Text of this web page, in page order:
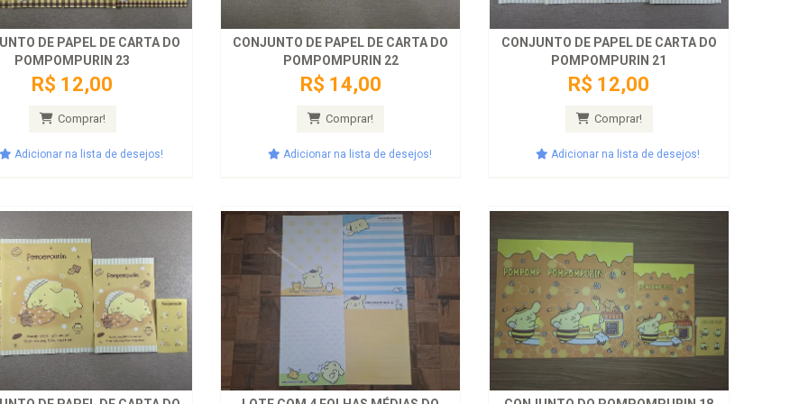
DE PAPEL DE CARTA DO
POMPOMPURIN 23
R$ 12,00
Comprar!
Adicionar na lista de desejos!
CONJUNTO DE PAPEL DE CARTA DO
POMPOMPURIN 22
R$ 14,00
Comprar!
Adicionar na lista de desejos!
CONJUNTO DE PAPEL DE CARTA DO
POMPOMPURIN 21
R$ 12,00
Comprar!
Adicionar na lista de desejos!